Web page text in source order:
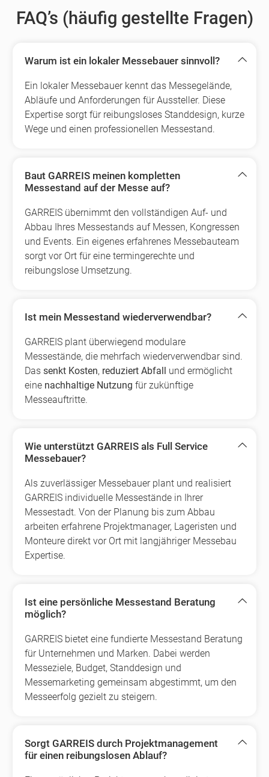
FAQ’s (häufig gestellte Fragen)
Warum ist ein lokaler Messebauer sinnvoll?
Ein lokaler Messebauer kennt das Messegelände,
Abläufe und Anforderungen für Aussteller. Diese
Expertise sorgt für reibungsloses Standdesign, kurze
Wege und einen professionellen Messestand.
Baut GARREIS meinen kompletten
Messestand auf der Messe auf?
GARREIS übernimmt den vollständigen Auf- und
Abbau Ihres Messestands auf Messen, Kongressen
und Events. Ein eigenes erfahrenes Messebauteam
sorgt vor Ort für eine termingerechte und
reibungslose Umsetzung.
Ist mein Messestand wiederverwendbar?
GARREIS plant überwiegend modulare
Messestände, die mehrfach wiederverwendbar sind.
Das senkt Kosten, reduziert Abfall und ermöglicht
eine nachhaltige Nutzung für zukünftige
Messeauftritte.
Wie unterstützt GARREIS als Full Service
Messebauer?
Als zuverlässiger Messebauer plant und realisiert
GARREIS individuelle Messestände in Ihrer
Messestadt. Von der Planung bis zum Abbau
arbeiten erfahrene Projektmanager, Lageristen und
Monteure direkt vor Ort mit langjähriger Messebau
Expertise.
Ist eine persönliche Messestand Beratung
möglich?
GARREIS bietet eine fundierte Messestand Beratung
für Unternehmen und Marken. Dabei werden
Messeziele, Budget, Standdesign und
Messemarketing gemeinsam abgestimmt, um den
Messeerfolg gezielt zu steigern.
Sorgt GARREIS durch Projektmanagement
für einen reibungslosen Ablauf?